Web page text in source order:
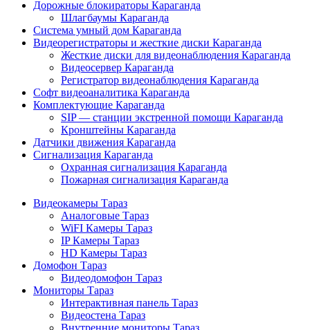
Дорожные блокираторы Караганда
Шлагбаумы Караганда
Система умный дом Караганда
Видеорегистраторы и жесткие диски Караганда
Жесткие диски для видеонаблюдения Караганда
Видеосервер Караганда
Регистратор видеонаблюдения Караганда
Софт видеоаналитика Караганда
Комплектующие Караганда
SIP — станции экстренной помощи Караганда
Кронштейны Караганда
Датчики движения Караганда
Сигнализация Караганда
Охранная сигнализация Караганда
Пожарная сигнализация Караганда
Видеокамеры Тараз
Аналоговые Тараз
WiFI Камеры Тараз
IP Камеры Тараз
HD Камеры Тараз
Домофон Тараз
Видеодомофон Тараз
Мониторы Тараз
Интерактивная панель Тараз
Видеостена Тараз
Внутренние мониторы Тараз